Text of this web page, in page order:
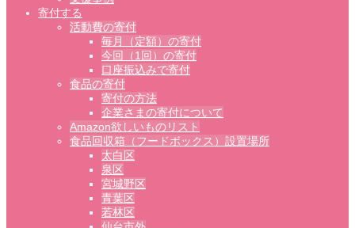
寄付する
活動費の寄付
毎月（定額）の寄付
今回（1回）の寄付
口座振込みで寄付
食品の寄付
寄付の方法
企業さまの寄付について
Amazon欲しいものリスト
食品回収箱（フードボックス）設置場所
太白区
泉区
宮城野区
青葉区
若林区